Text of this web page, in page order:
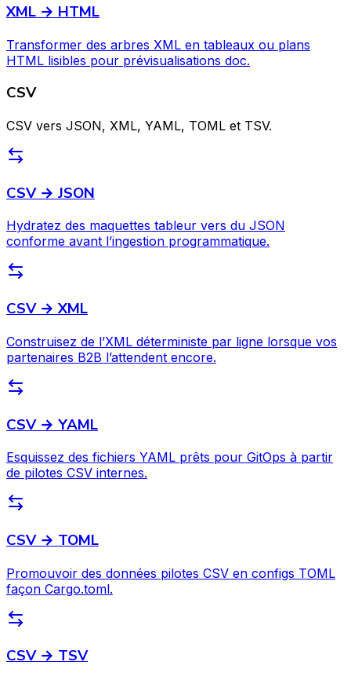
XML → HTML
Transformer des arbres XML en tableaux ou plans
HTML lisibles pour prévisualisations doc.
CSV
CSV vers JSON, XML, YAML, TOML et TSV.
CSV → JSON
Hydratez des maquettes tableur vers du JSON
conforme avant l’ingestion programmatique.
CSV → XML
Construisez de l’XML déterministe par ligne lorsque vos
partenaires B2B l’attendent encore.
CSV → YAML
Esquissez des fichiers YAML prêts pour GitOps à partir
de pilotes CSV internes.
CSV → TOML
Promouvoir des données pilotes CSV en configs TOML
façon Cargo.toml.
CSV → TSV